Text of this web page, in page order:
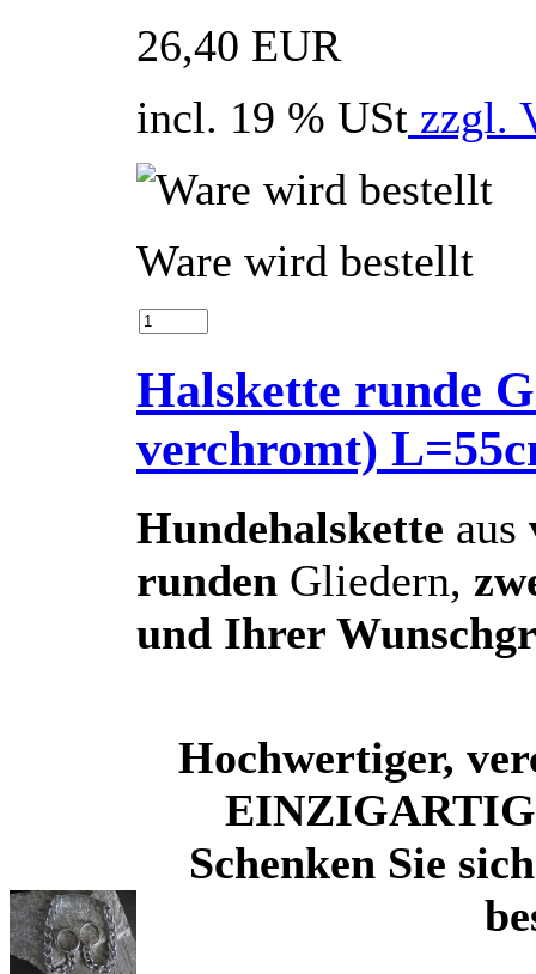
26,40 EUR
incl. 19 % USt zzgl.
Ware wird bestellt
Halskette runde
verchromt)
Hundehalskette aus
runden Gliedern,
und Ihrer
Hochwertiger,
Schenken Sie